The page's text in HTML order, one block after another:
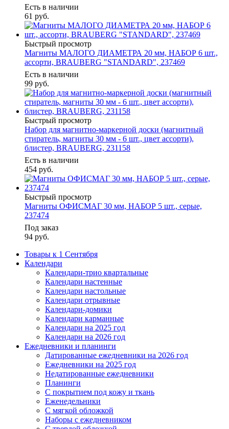
Есть в наличии
61 руб.
Быстрый просмотр
Магниты МАЛОГО ДИАМЕТРА 20 мм, НАБОР 6 шт.,
ассорти, BRAUBERG "STANDARD", 237469
Есть в наличии
99 руб.
Быстрый просмотр
Набор для магнитно-маркерной доски (магнитный
стиратель, магниты 30 мм - 6 шт., цвет ассорти),
блистер, BRAUBERG, 231158
Есть в наличии
454 руб.
Быстрый просмотр
Магниты ОФИСМАГ 30 мм, НАБОР 5 шт., серые,
237474
Под заказ
94 руб.
Товары к 1 Сентября
Календари
Календари-трио квартальные
Календари настенные
Календари настольные
Календари отрывные
Календари-домики
Календари карманные
Календари на 2025 год
Календари на 2026 год
Ежедневники и планинги
Датированные ежедневники на 2026 год
Ежедневники на 2025 год
Недатированные ежедневники
Планинги
С покрытием под кожу и ткань
Еженедельники
С мягкой обложкой
Наборы с ежедневником